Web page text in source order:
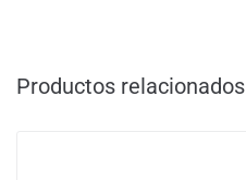
Productos relacionados